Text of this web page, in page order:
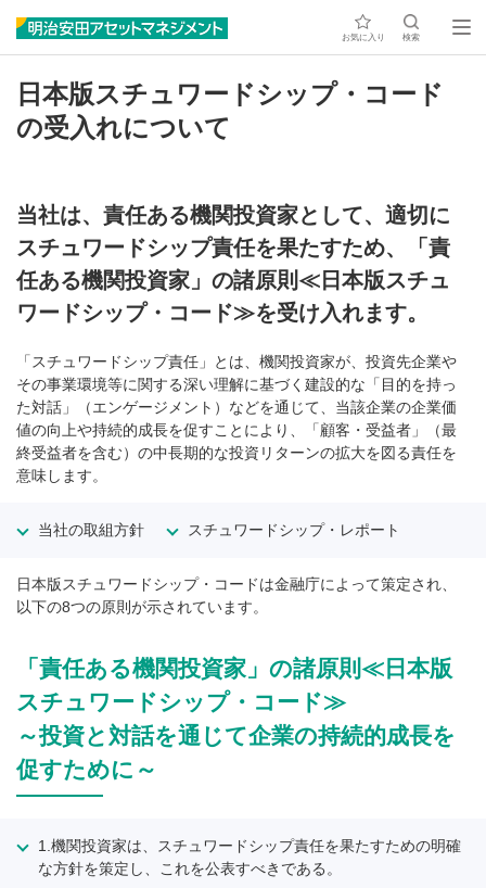
お気に入り 検索
日本版スチュワードシップ・コード
の受入れについて
当社は、責任ある機関投資家として、適切に
スチュワードシップ責任を果たすため、「責
任ある機関投資家」の諸原則≪日本版スチュ
ワードシップ・コード≫を受け入れます。
「スチュワードシップ責任」とは、機関投資家が、投資先企業や
その事業環境等に関する深い理解に基づく建設的な「目的を持っ
た対話」（エンゲージメント）などを通じて、当該企業の企業価
値の向上や持続的成長を促すことにより、「顧客・受益者」（最
終受益者を含む）の中長期的な投資リターンの拡大を図る責任を
意味します。
当社の取組方針 スチュワードシップ・レポート
日本版スチュワードシップ・コードは金融庁によって策定され、
以下の8つの原則が示されています。
「責任ある機関投資家」の諸原則≪日本版
スチュワードシップ・コード≫
～投資と対話を通じて企業の持続的成長を
促すために～
1.機関投資家は、スチュワードシップ責任を果たすための明確
な方針を策定し、これを公表すべきである。